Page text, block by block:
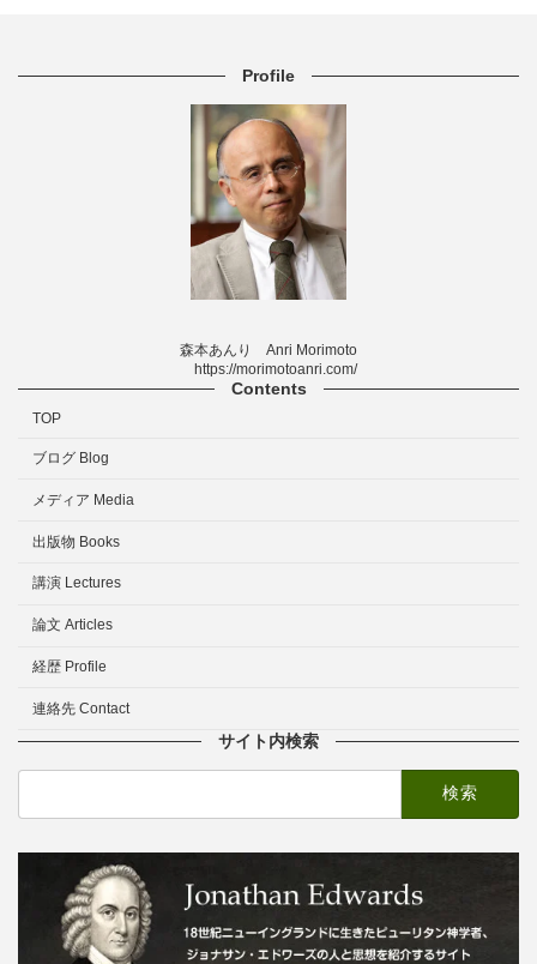
Profile
森本あんり Anri Morimoto
https://morimotoanri.com/
Contents
TOP
ブログ Blog
メディア Media
出版物 Books
講演 Lectures
論文 Articles
経歴 Profile
連絡先 Contact
サイト内検索